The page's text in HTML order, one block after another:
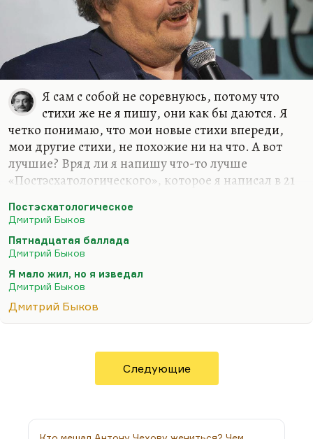
Я сам с собой не соревнуюсь, потому что
стихи же не я пишу, они как бы даются. Я
четко понимаю, что мои новые стихи впереди,
мои другие стихи, не похожие ни на что. А вот
лучшие? Вряд ли я напишу что-то лучше
«Постэсхатологического», которое я написал в 21
я напишу что-то лучше «Пятнадцатой баллады»
(«Если б был я Дэн Браун…») или моего самого
любимого стихотворения – «Сказки о рыбаке и
рыбке»… Вообще, лучшее стихотворение мое
звучит так:
Я мало жил, но я изведал
И тьму, и свет.
Небесной Родины я не предал –
Постэсхатологическое
Дмитрий Быков
Пятнадцатая баллада
Дмитрий Быков
Я мало жил, но я изведал
Дмитрий Быков
Дмитрий Быков
Следующие